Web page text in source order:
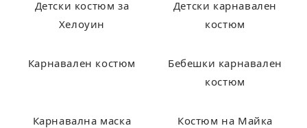
Детски костюм за
Хелоуин
Детски карнавален
костюм
Карнавален костюм
Бебешки карнавален
костюм
Карнавална маска
Костюм на Майка